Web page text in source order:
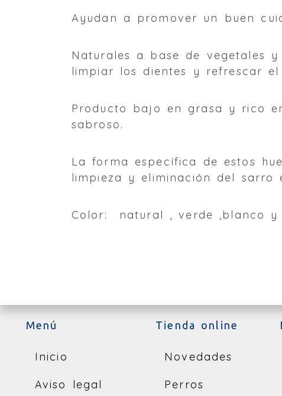
Ayudan a promover un buen
Naturales a base de vegetales
limpiar los dientes y refrescar
Producto bajo en grasa y rico
sabroso.
La forma específica de estos
limpieza y eliminación del sarro
Color: natural , verde ,blanco y
Menú
Inicio
Aviso legal
Tienda online
Novedades
Perros